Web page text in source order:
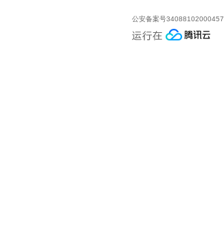
公安备案号34088102000457